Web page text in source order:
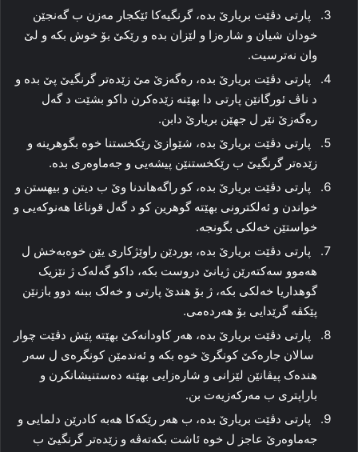
پارتی دڤێت بریارێ بدە، گرنگیەکا ئێکجار مەزن ب گەنجێن
خودان شیان و شارەزا و لێزان بدە و رێکێ بۆ خوش بکە و لێ
وان نەترسیت.
پارتی دڤێت بریارێ بدە، رەگەزێ مێ زێدەتر گرنگیێ پێ بدە و
د ناڤ ئورگانێن پارتی دا بھێنە زێدەکرن داکو بشێت د گەل
رەگەزێ نێر ل جھێن بریارێ دابن.
پارتی دڤێت بریارێ بدە، شێوازێ رێکخستنا خوە بگوھرینە و
زێدەتر گرنگیێ ب رێکخستنێن پیشەیی و جەماوەری بدە.
پارتی دڤێت بریارێ بدە، کو راگەھاندنا وێ ب دیتن و بیھستن و
خواندن و ئەلکترونی بھێتە گوھرین کو د گەل قوناغا ھەنوکەیی و
خواستێن خەلکی بگونجە.
پارتی دڤێت بریارێ بدە، بوردێن راوێژکاری یێن خوەبەخش ل
ھەموو سەکتەرێن ژیانێ دروست بکە، داکو گەلەک ژ نێزیک
گوھداریا خەلکی بکە، ژ بۆ ھندێ پارتی و خەلک ببنە دوو بازنێن
پێکڤە گرێدایی بۆ ھەردەمی.
پارتی دڤێت بریارێ بدە، ھەر کاودانەکێ بھێتە پێش دڤێت چوار
سالان جارەکێ کونگرێ خوە بکە و ئەندمێن کونگرەی ل سەر
ھندەک پیڤانێن لێزانی و شارەزایی بھێنە دەستنیشانکرن و
باراپتری ب مەرکەزیەت بن.
پارتی دڤێت بریارێ بدە، ب ھەر رێکەکا ھەبە کادرێن دلمایی و
جەماوەرێ عاجز ل خوە ئاشت بکەتەڤە و زێدەتر گرنگیێ ب